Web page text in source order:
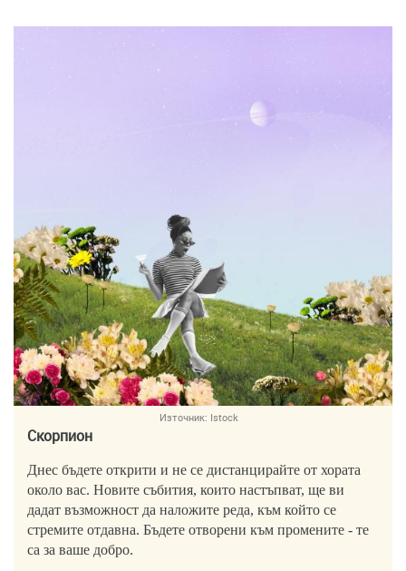
Източник: Istock
Скорпион
Днес бъдете открити и не се дистанцирайте от хората
около вас. Новите събития, които настъпват, ще ви
дадат възможност да наложите реда, към който се
стремите отдавна. Бъдете отворени към промените - те
са за ваше добро.